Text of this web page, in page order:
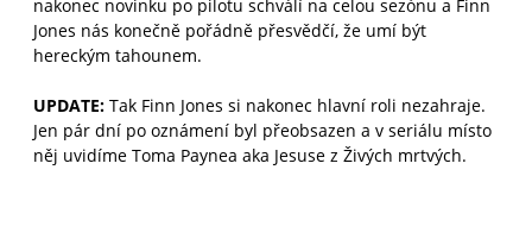
nakonec novinku po pilotu schválí na celou sezónu a Finn
Jones nás konečně pořádně přesvědčí, že umí být
hereckým tahounem.
UPDATE: Tak Finn Jones si nakonec hlavní roli nezahraje.
Jen pár dní po oznámení byl přeobsazen a v seriálu místo
něj uvidíme Toma Paynea aka Jesuse z Živých mrtvých.